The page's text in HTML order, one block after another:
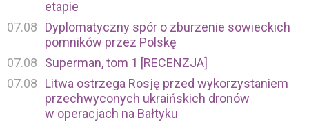
etapie
07.08
Dyplomatyczny spór o zburzenie sowieckich
pomników przez Polskę
07.08
Superman, tom 1 [RECENZJA]
07.08
Litwa ostrzega Rosję przed wykorzystaniem
przechwyconych ukraińskich dronów
w operacjach na Bałtyku